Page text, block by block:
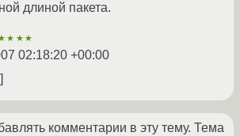
длиной пакета.
02:18:20 +00:00
комментарии в эту тему. Тема